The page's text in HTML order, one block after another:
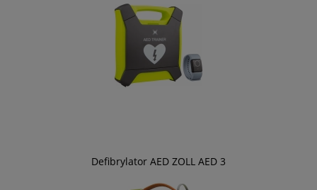
Defibrylator AED ZOLL AED 3